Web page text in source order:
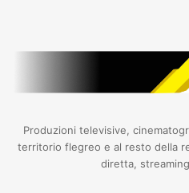
Produzioni televisive,
territorio flegreo e al resto della
diretta,